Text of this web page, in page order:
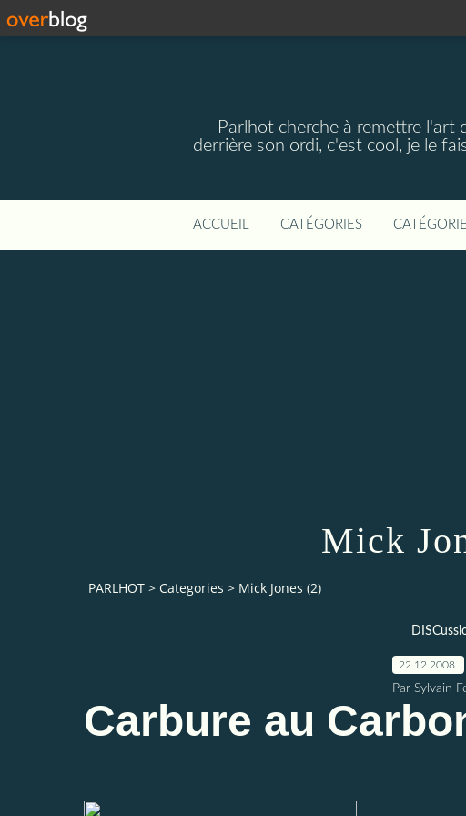
Parlhot cherche à remettre
derrière son ordi, c'est cool, je le
ACCUEIL CATÉGORIES
Mick
PARLHOT > Categories > Mick Jones (2)
22.12.2008
Par Sylvain
Carbure au